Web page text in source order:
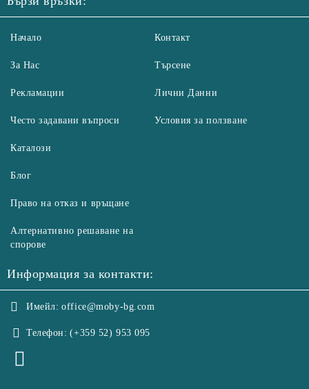
Начало
За Нас
Рекламации
Често задавани въпроси
Контакт
Търсене
Лични Данни
Условия за ползване
Каталози
Блог
Право на отказ и връщане
Алтернативно решаване на
спорове
Информация за контакти:
Имейл: office@moby-bg.com
Телефон: (+359 52) 953 095